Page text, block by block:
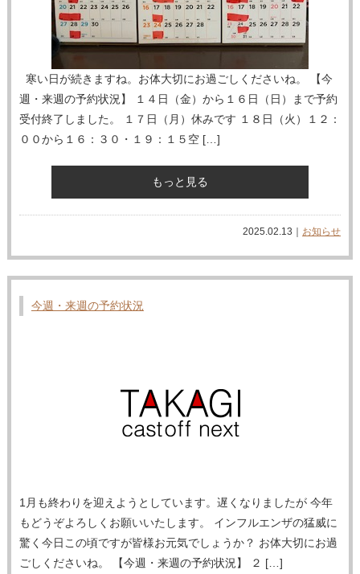
寒い日が続きますね。お体大切にお過ごしくださいね。 【今
週・来週の予約状況】 １４日（金）から１６日（日）まで予約
受付終了しました。 １７日（月）休みです １８日（火）１２：
００から１６：３０・１９：１５空 […]
もっと見る
2025.02.13｜ お知らせ
今週・来週の予約状況
1月も終わりを迎えようとしています。遅くなりましたが 今年
もどうぞよろしくお願いいたします。 インフルエンザの猛威に
驚く今日この頃ですが皆様お元気でしょうか？ お体大切にお過
ごしくださいね。 【今週・来週の予約状況】 ２ […]